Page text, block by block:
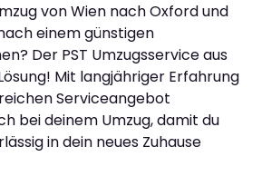
von Wien nach Oxford und
einem günstigen
Der PST Umzugsservice aus
Mit langjähriger Erfahrung
Serviceangebot
bei deinem Umzug, damit du
in dein neues Zuhause